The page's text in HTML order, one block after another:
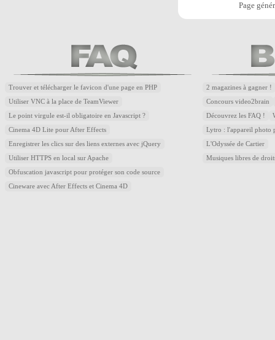
Page
Trouver et télécharger le favicon d'une page en PHP
Utiliser VNC à la place de TeamViewer
Le point virgule est-il obligatoire en Javascript ?
Cinema 4D Lite pour After Effects
Enregistrer les clics sur des liens externes avec jQuery
Utiliser HTTPS en local sur Apache
Obfuscation javascript pour protéger son code source
Cineware avec After Effects et Cinema 4D
2 magazines à gagner !
Concours video2brain
Découvrez les FAQ !
Lytro : l'appareil photo
L'Odyssée de Cartier
Musiques libres de